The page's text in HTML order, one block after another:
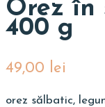
Orez în
400 g
49,00 lei
orez sălbatic,